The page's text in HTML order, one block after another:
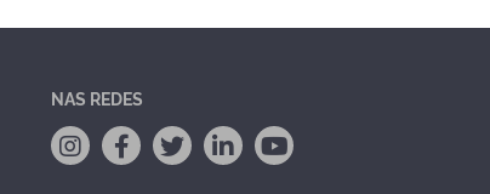
NAS REDES